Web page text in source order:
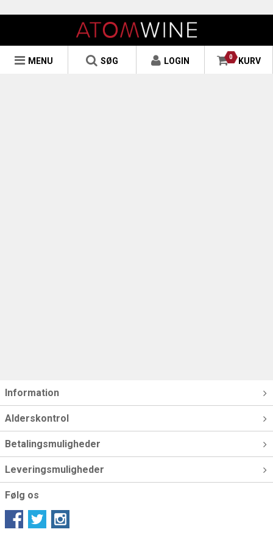
0 KURV
LOGIN
SØG
MENU
Information
Alderskontrol
Betalingsmuligheder
Leveringsmuligheder
Følg os